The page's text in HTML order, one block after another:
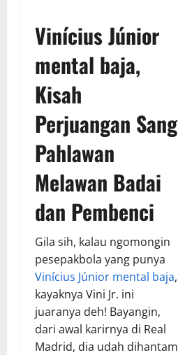
Vinícius Júnior
mental baja,
Kisah
Perjuangan Sang
Pahlawan
Melawan Badai
dan Pembenci
Gila sih, kalau ngomongin
pesepakbola yang punya
Vinícius Júnior mental baja,
kayaknya Vini Jr. ini
juaranya deh! Bayangin,
dari awal karirnya di Real
Madrid, dia udah dihantam